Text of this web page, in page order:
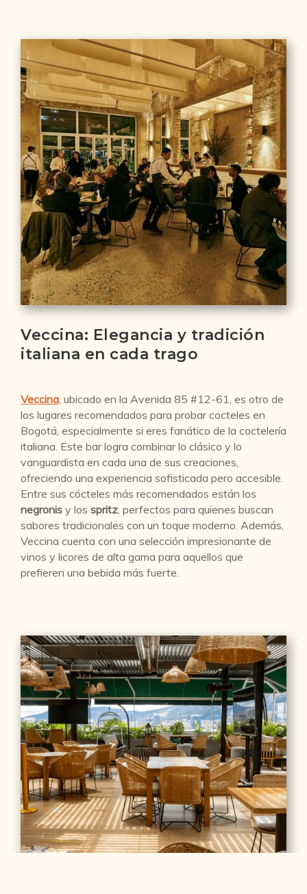
Veccina: Elegancia y tradición
italiana en cada trago
Veccina, ubicado en la Avenida 85 #12-61, es otro de
los lugares recomendados para probar cocteles en
Bogotá, especialmente si eres fanático de la coctelería
italiana. Este bar logra combinar lo clásico y lo
vanguardista en cada una de sus creaciones,
ofreciendo una experiencia sofisticada pero accesible.
Entre sus cócteles más recomendados están los
negronis y los spritz, perfectos para quienes buscan
sabores tradicionales con un toque moderno. Además,
Veccina cuenta con una selección impresionante de
vinos y licores de alta gama para aquellos que
prefieren una bebida más fuerte.